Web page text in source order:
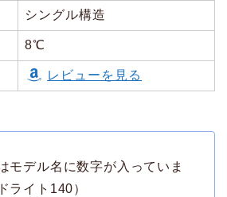
シングル構造
8℃
レビューを見る
モデル名に数字が入っていま
ライト140）